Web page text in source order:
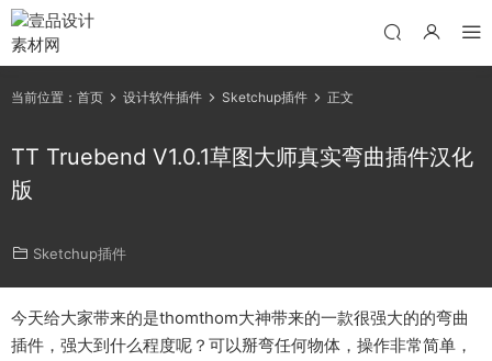
当前位置： 首页 设计软件插件 Sketchup插件 正文
TT Truebend V1.0.1草图大师真实弯曲插件汉化
版
Sketchup插件
今天给大家带来的是thomthom大神带来的一款很强大的的弯曲
插件，强大到什么程度呢？可以掰弯任何物体，操作非常简单，